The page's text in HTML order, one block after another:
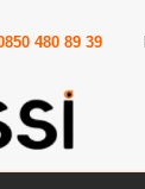
480 89 39